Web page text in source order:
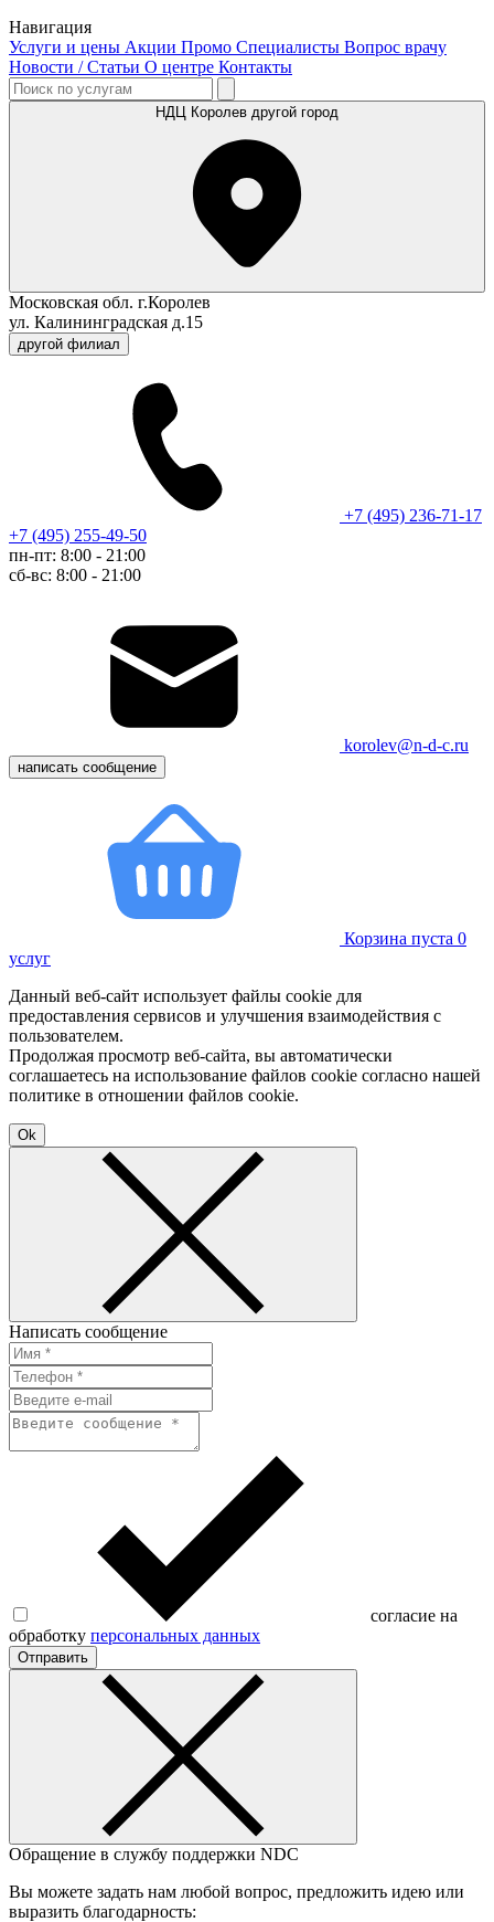
Навигация
Услуги и цены Акции Промо Специалисты Вопрос врачу
Новости / Статьи О центре Контакты
НДЦ Королев другой город
Московская обл. г.Королев
ул. Калининградская д.15
другой филиал
+7 (495) 236-71-17
+7 (495) 255-49-50
пн-пт: 8:00 - 21:00
сб-вс: 8:00 - 21:00
korolev@n-d-c.ru
написать сообщение
Корзина пуста 0
услуг
Данный веб-сайт использует файлы cookie для
предоставления сервисов и улучшения взаимодействия с
пользователем.
Продолжая просмотр веб-сайта, вы автоматически
соглашаетесь на использование файлов cookie согласно нашей
политике в отношении файлов cookie.
Ok
Написать сообщение
согласие на
обработку персональных данных
Отправить
Обращение в службу поддержки NDC
Вы можете задать нам любой вопрос, предложить идею или
выразить благодарность: